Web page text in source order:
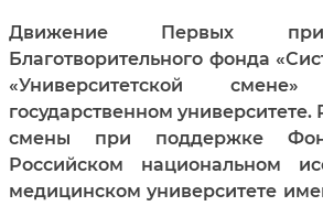
Движение Первых
Благотворительного фонда
«Университетской
государственном университете.
смены при поддержке
Российском национальном
медицинском университете